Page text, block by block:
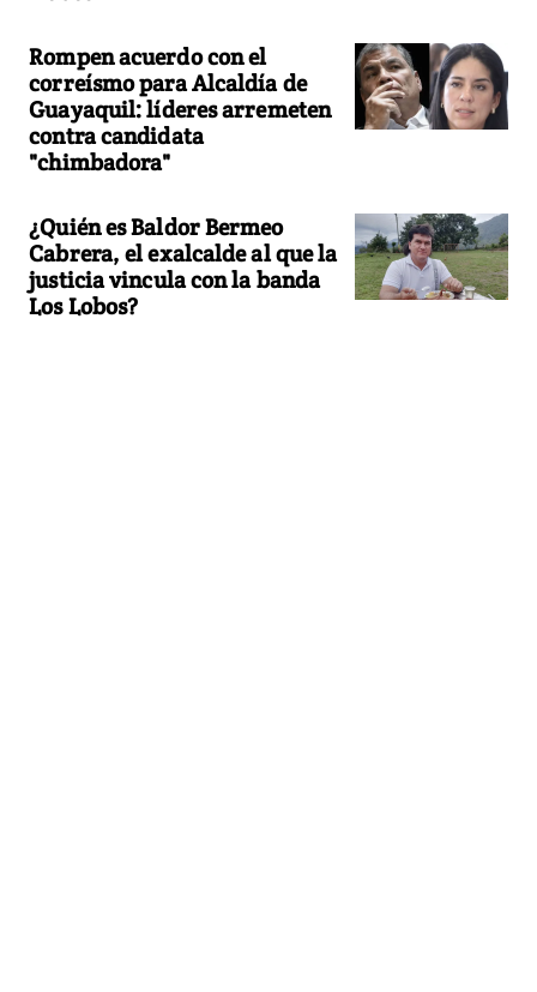
Rompen acuerdo con el
correísmo para Alcaldía de
Guayaquil: líderes arremeten
contra candidata
"chimbadora"
¿Quién es Baldor Bermeo
Cabrera, el exalcalde al que la
justicia vincula con la banda
Los Lobos?